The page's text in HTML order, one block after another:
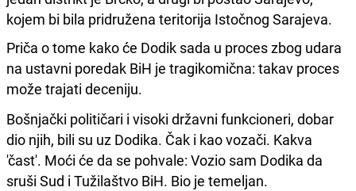
kojem bi bila pridružena teritorija Istočnog Sarajeva.
Priča o tome kako će Dodik sada u proces zbog udara
na ustavni poredak BiH je tragikomična: takav proces
može trajati deceniju.
Bošnjački političari i visoki državni funkcioneri, dobar
dio njih, bili su uz Dodika. Čak i kao vozači. Kakva
'čast'. Moći će da se pohvale: Vozio sam Dodika da
sruši Sud i Tužilaštvo BiH. Bio je temeljan.